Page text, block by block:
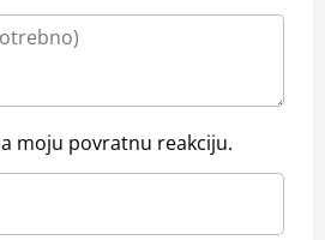
moju povratnu reakciju.